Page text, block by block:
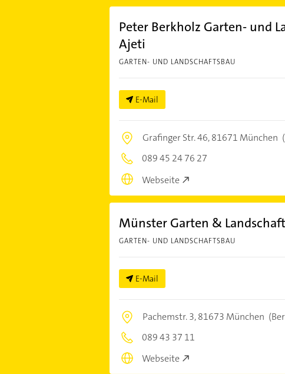
Peter Berkholz Garten- und
Ajeti
GARTEN- UND LANDSCHAFTSBAU
E-Mail
Grafinger Str. 46,81671 München
089 45 24 76 27
Webseite
Münster Garten &
GARTEN- UND LANDSCHAFTSBAU
E-Mail
Pachemstr. 3,81673 München
089 43 37 11
Webseite